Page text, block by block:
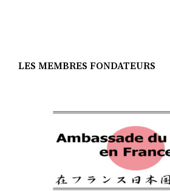
LES MEMBRES FONDATEURS